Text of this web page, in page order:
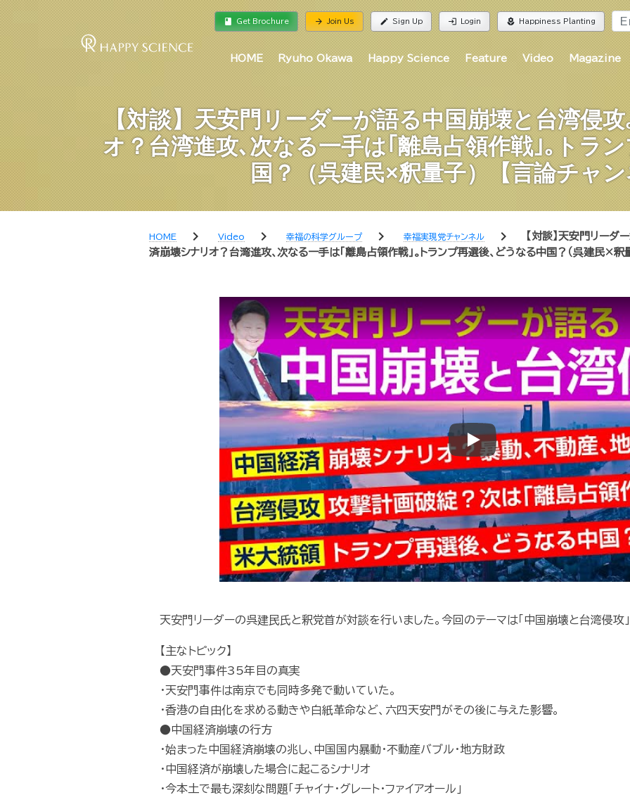
book Get Brochure arrow_forward Join Us edit Sign Up login Login local_florist Happiness Planting
HOME Ryuho Okawa Happy Science Feature Video Magazine
【対談】天安門リーダーが語る中国崩壊と台湾侵
オ？台湾進攻､次なる一手は｢離島占領作戦｣｡トラ
国？（呉建民×釈量子）【言論チャン
HOME chevron_right Video chevron_right 幸福の科学グループ chevron_right 幸福実現党チャンネル chevron_right
【対談】天安門リー
済崩壊シナリオ？台湾進攻､次なる一手は｢離島占領作戦｣｡トランプ再選後､どうなる中国？（呉建民×釈量
Play
天安門リーダーの呉建民氏と釈党首が対談を行いました。今回のテーマは「中国崩壊と台湾侵
【主なトピック】
●天安門事件35年目の真実
・天安門事件は南京でも同時多発で動いていた。
・香港の自由化を求める動きや白紙革命など、六四天安門がその後に与えた影響｡
●中国経済崩壊の行方
・始まった中国経済崩壊の兆し､中国国内暴動･不動産バブル･地方財政
・中国経済が崩壊した場合に起こるシナリオ
・今本土で最も深刻な問題｢チャイナ･グレート･ファイアオール｣